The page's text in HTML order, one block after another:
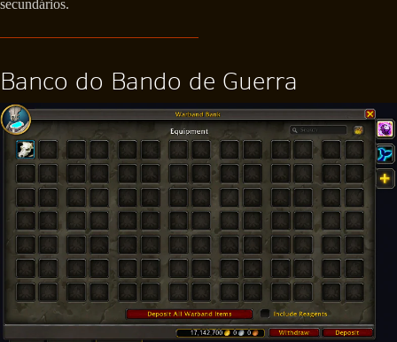
secundários.
Banco do Bando de Guerra